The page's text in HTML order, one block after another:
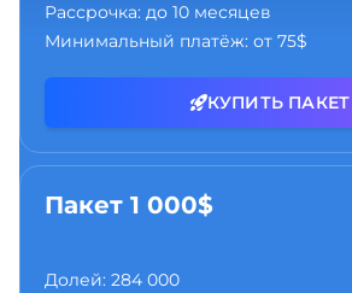
Рассрочка: до 10 месяцев
Минимальный платёж: от 75$
КУПИТЬ ПАКЕТ
Пакет 1 000$
Долей: 284 000